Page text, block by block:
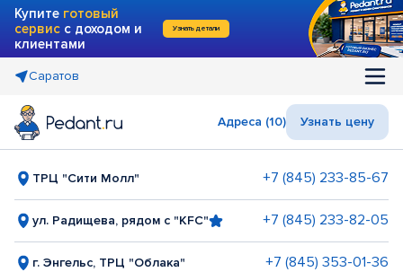
Купите готовый
сервис с доходом и
клиентами
Узнать детали
Саратов
Адреса (10) Узнать цену
ТРЦ "Сити Молл" +7 (845) 233-85-67
ул. Радищева, рядом с "KFC" +7 (845) 233-82-05
г. Энгельс, ТРЦ "Облака" +7 (845) 353-01-36